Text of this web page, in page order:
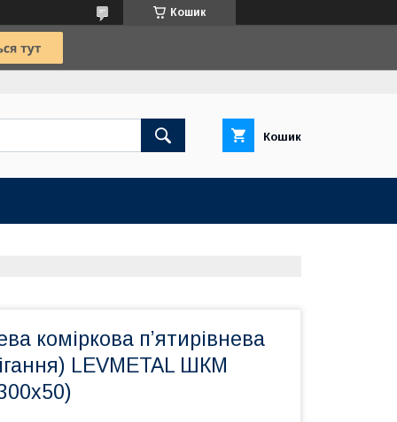
Кошик
Кошик
коміркова п’ятирівнева
LEVMETAL ШКМ